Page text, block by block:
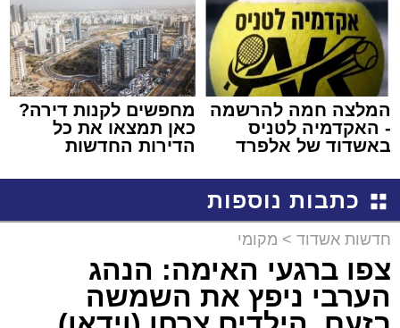
המלצה חמה להרשמה
- האקדמיה לטניס
באשדוד של אלפרד
מחפשים לקנות דירה?
כאן תמצאו את כל
הדירות החדשות
כתבות נוספות
חדשות אשדוד > מקומי
צפו ברגעי האימה: הנהג
הערבי ניפץ את השמשה